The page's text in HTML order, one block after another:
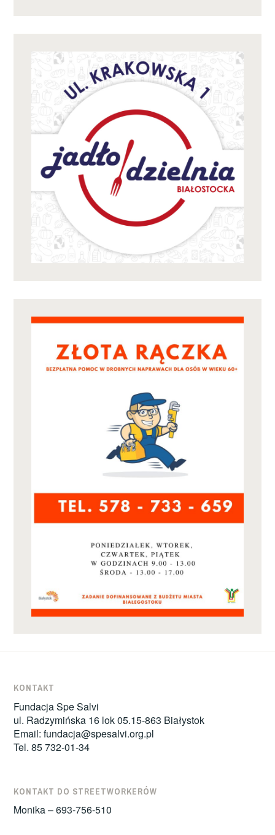
KONTAKT
Fundacja Spe Salvi
ul. Radzymińska 16 lok 05.15-863 Białystok
Email:fundacja@spesalvi.org.pl
Tel. 85 732-01-34
KONTAKT DO STREETWORKERÓW
Monika – 693-756-510